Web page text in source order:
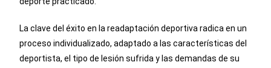
La clave del éxito en la readaptación deportiva radica en un
proceso individualizado, adaptado a las características del
deportista, el tipo de lesión sufrida y las demandas de su